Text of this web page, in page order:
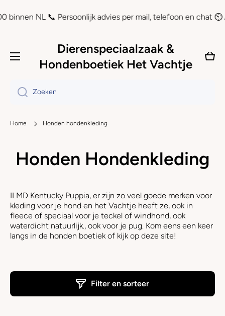
Doorgaan naar artikel
NL 📞 Persoonlijk advies per mail, telefoon en chat ⏲
Dierenspeciaalzaak &
Hondenboetiek Het Vachtje
Zoeken
Home Honden hondenkleding
Honden Hondenkleding
ILMD Kentucky Puppia, er zijn zo veel goede merken voor
kleding voor je hond en het Vachtje heeft ze, ook in
fleece of speciaal voor je teckel of windhond, ook
waterdicht natuurlijk., ook voor je pug. Kom eens een keer
langs in de honden boetiek of kijk op deze site!
Filter en sorteer